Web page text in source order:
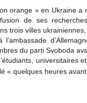
orange » en Ukraine a
de ses
trois villes
du parti Svoboda
universitaires
« quelques heures